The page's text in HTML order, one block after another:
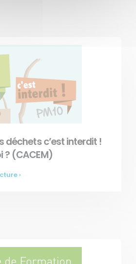
déchets c’est interdit !
? (CACEM)
›